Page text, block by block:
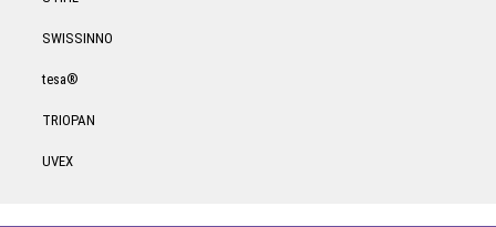
SWISSINNO
tesa®
TRIOPAN
UVEX